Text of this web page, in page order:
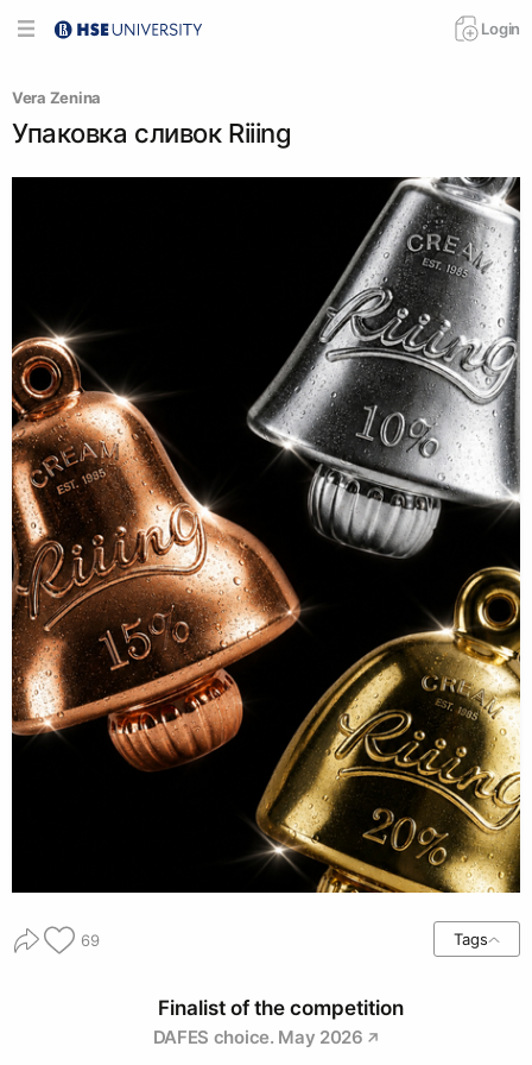
Login
Vera Zenina
Упаковка сливок Riiing
69 Tags
Finalist of the competition
DAFES choice. May 2026